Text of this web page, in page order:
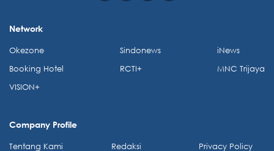
Network
Okezone
Booking Hotel
VISION+
Sindonews
RCTI+
iNews
MNC Trijaya
Company Profile
Tentang Kami Redaksi Privacy Policy